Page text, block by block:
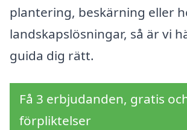
plantering, beskärning eller
landskapslösningar, så är vi
guida dig rätt.
Få 3 erbjudanden, gratis
förpliktelser